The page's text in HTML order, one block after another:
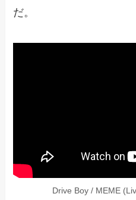
だ。
Drive Boy / MEME